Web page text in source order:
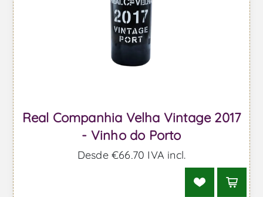
Real Companhia Velha Vintage 2017
- Vinho do Porto
Desde €66,70 IVA incl.